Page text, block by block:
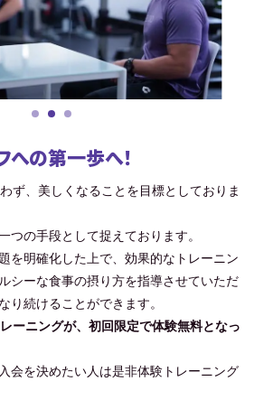
への第一歩へ！
ず、美しくなることを目標としておりま
つの手段として捉えております。
を明確化した上で、効果的なトレーニン
シーな食事の摂り方を指導させていただ
り続けることができます。
ーニングが、初回限定で体験無料となっ
会を決めたい人は是非体験トレーニング